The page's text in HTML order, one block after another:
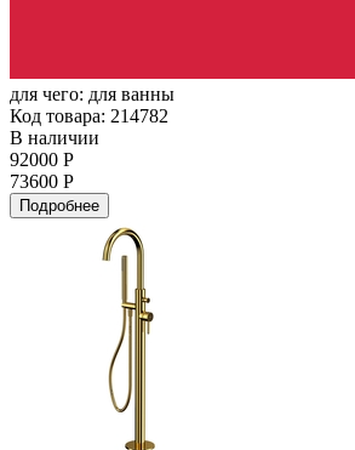
для чего: для ванны
Код товара: 214782
В наличии
92000 Р
73600 Р
Подробнее